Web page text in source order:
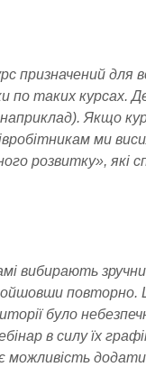
призначений для
по таких курсах.
Якщо
ми
розвитку», які
вибирають
повторно.
було
в силу їх